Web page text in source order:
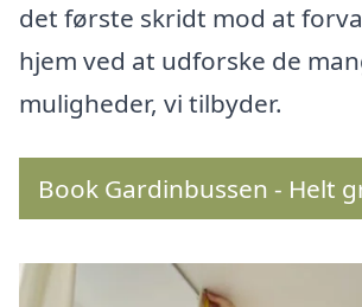
det første skridt mod at
hjem ved at udforske de
muligheder, vi tilbyder.
Book Gardinbussen - Helt